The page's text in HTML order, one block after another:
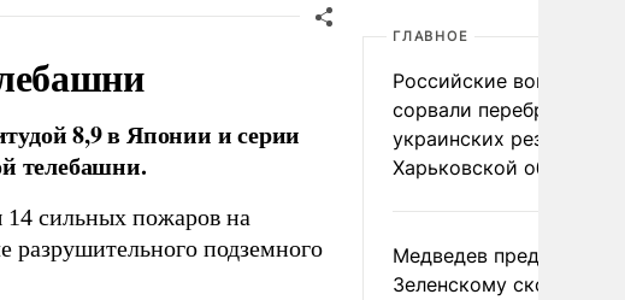
8,9 в Японии и серии
телебашни.
сильных пожаров на
подземного
ГЛАВНОЕ
Российские войска
сорвали переброску
украинских резервов в
Харьковской области
Медведев предрек
Зеленскому скорый